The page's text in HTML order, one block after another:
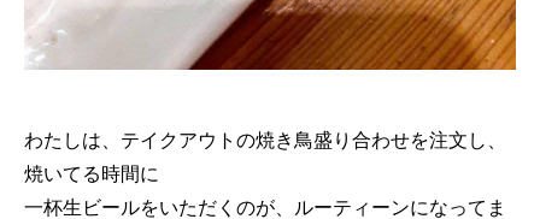
わたしは、テイクアウトの焼き鳥盛り合わせを注文し、
焼いてる時間に
一杯生ビールをいただくのが、ルーティーンになってま